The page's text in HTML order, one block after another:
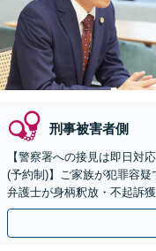
刑事被害者側
【警察署への接見は即日対
(予約制)】ご家族が犯罪容
弁護士が身柄釈放・不起訴
月100名以上の相談実績】